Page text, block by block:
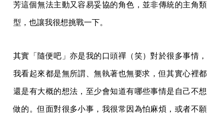
芳這個無法主動又容易妥協的角色，並非傳統的主角類
型，也讓我很想挑戰一下。
其實「隨便吧」亦是我的口頭禪（笑）對於很多事情，
我看起來都是無所謂、無執著也無要求，但其實心裡都
還是有大概的想法，至少會知道有哪些事情是自己不想
做的。但面對很多小事，我很常因為怕麻煩，或者不願